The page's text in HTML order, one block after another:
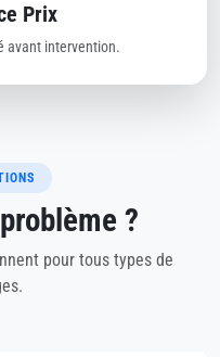
Prix
avant intervention.
?
pour tous types de